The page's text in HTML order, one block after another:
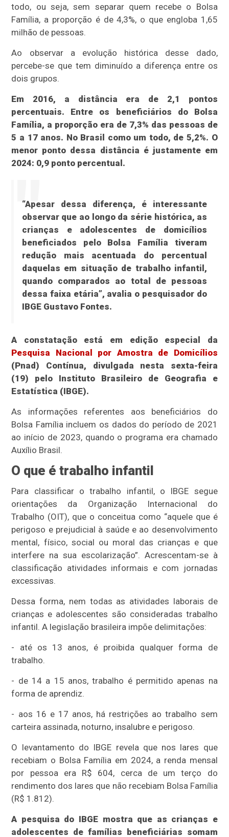
todo, ou seja, sem separar quem recebe o Bolsa
Família, a proporção é de 4,3%, o que engloba 1,65
milhão de pessoas.
Ao observar a evolução histórica desse dado,
percebe-se que tem diminuído a diferença entre os
dois grupos.
Em 2016, a distância era de 2,1 pontos
percentuais. Entre os beneficiários do Bolsa
Família, a proporção era de 7,3% das pessoas de
5 a 17 anos. No Brasil como um todo, de 5,2%. O
menor ponto dessa distância é justamente em
2024: 0,9 ponto percentual.
“Apesar dessa diferença, é interessante
observar que ao longo da série histórica, as
crianças e adolescentes de domicílios
beneficiados pelo Bolsa Família tiveram
redução mais acentuada do percentual
daquelas em situação de trabalho infantil,
quando comparados ao total de pessoas
dessa faixa etária”, avalia o pesquisador do
IBGE Gustavo Fontes.
A constatação está em edição especial da
Pesquisa Nacional por Amostra de Domicílios
(Pnad) Contínua, divulgada nesta sexta-feira
(19) pelo Instituto Brasileiro de Geografia e
Estatística (IBGE).
As informações referentes aos beneficiários do
Bolsa Família incluem os dados do período de 2021
ao início de 2023, quando o programa era chamado
Auxílio Brasil.
O que é trabalho infantil
Para classificar o trabalho infantil, o IBGE segue
orientações da Organização Internacional do
Trabalho (OIT), que o conceitua como “aquele que é
perigoso e prejudicial à saúde e ao desenvolvimento
mental, físico, social ou moral das crianças e que
interfere na sua escolarização”. Acrescentam-se à
classificação atividades informais e com jornadas
excessivas.
Dessa forma, nem todas as atividades laborais de
crianças e adolescentes são consideradas trabalho
infantil. A legislação brasileira impõe delimitações:
- até os 13 anos, é proibida qualquer forma de
trabalho.
- de 14 a 15 anos, trabalho é permitido apenas na
forma de aprendiz.
- aos 16 e 17 anos, há restrições ao trabalho sem
carteira assinada, noturno, insalubre e perigoso.
O levantamento do IBGE revela que nos lares que
recebiam o Bolsa Família em 2024, a renda mensal
por pessoa era R$ 604, cerca de um terço do
rendimento dos lares que não recebiam Bolsa Família
(R$ 1.812).
A pesquisa do IBGE mostra que as crianças e
adolescentes de famílias beneficiárias somam